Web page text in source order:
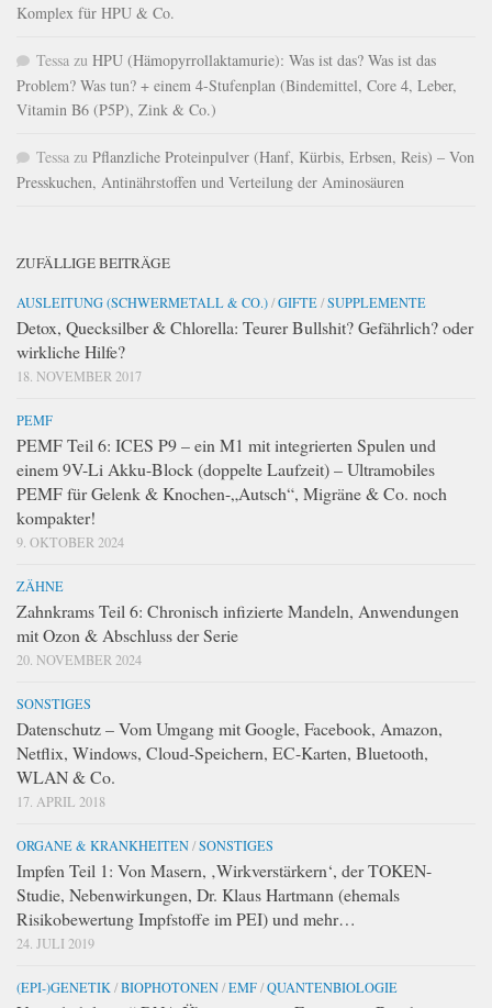
Komplex für HPU & Co.
Tessa zu HPU (Hämopyrrollaktamurie): Was ist das? Was ist das
Problem? Was tun? + einem 4-Stufenplan (Bindemittel, Core 4, Leber,
Vitamin B6 (P5P), Zink & Co.)
Tessa zu Pflanzliche Proteinpulver (Hanf, Kürbis, Erbsen, Reis) – Von
Presskuchen, Antinährstoffen und Verteilung der Aminosäuren
ZUFÄLLIGE BEITRÄGE
AUSLEITUNG (SCHWERMETALL & CO.)/GIFTE/SUPPLEMENTE
Detox, Quecksilber & Chlorella: Teurer Bullshit? Gefährlich? oder
wirkliche Hilfe?
18. NOVEMBER 2017
PEMF
PEMF Teil 6: ICES P9 – ein M1 mit integrierten Spulen und
einem 9V-Li Akku-Block (doppelte Laufzeit) – Ultramobiles
PEMF für Gelenk & Knochen-„Autsch“, Migräne & Co. noch
kompakter!
9. OKTOBER 2024
ZÄHNE
Zahnkrams Teil 6: Chronisch infizierte Mandeln, Anwendungen
mit Ozon & Abschluss der Serie
20. NOVEMBER 2024
SONSTIGES
Datenschutz – Vom Umgang mit Google, Facebook, Amazon,
Netflix, Windows, Cloud-Speichern, EC-Karten, Bluetooth,
WLAN & Co.
17. APRIL 2018
ORGANE & KRANKHEITEN/SONSTIGES
Impfen Teil 1: Von Masern, ‚Wirkverstärkern‘, der TOKEN-
Studie, Nebenwirkungen, Dr. Klaus Hartmann (ehemals
Risikobewertung Impfstoffe im PEI) und mehr…
24. JULI 2019
(EPI-)GENETIK /BIOPHOTONEN/EMF/QUANTENBIOLOGIE